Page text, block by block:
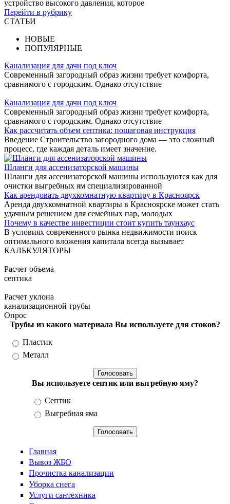
устройство высокого давления, которое
Перейти в рубрику
СТАТЬИ
НОВЫЕ
ПОПУЛЯРНЫЕ
Канализация для дачи под ключ
Современный загородный образ жизни требует комфорта,
сравнимого с городским. Однако отсутствие
Канализация для дачи под ключ
Современный загородный образ жизни требует комфорта,
сравнимого с городским. Однако отсутствие
Как рассчитать объем септика: пошаговая инструкция
Введение Строительство загородного дома — это сложный
процесс, где каждая деталь имеет значение.
Шланги для ассенизаторской машины
Шланги для ассенизаторской машины используются как для
очистки выгребных ям специализированной
Как арендовать двухкомнатную квартиру в Красноярск
Аренда двухкомнатной квартиры в Красноярске может стать
удачным решением для семейных пар, молодых
Почему в качестве инвестиции стоит купить таунхаус
В условиях современного рынка недвижимости поиск
оптимального вложения капитала всегда вызывает
КАЛЬКУЛЯТОРЫ
Расчет объема
септика
Расчет уклона
канализационной трубы
Опрос
Трубы из какого материала Вы используете для стоков?
Варианты
Пластик
Металл
Вы используете септик или выгребную яму?
Варианты
Септик
Выгребная яма
Главная
Вывоз ЖБО
Прочистка канализации
Уборка снега
Услуги сантехника